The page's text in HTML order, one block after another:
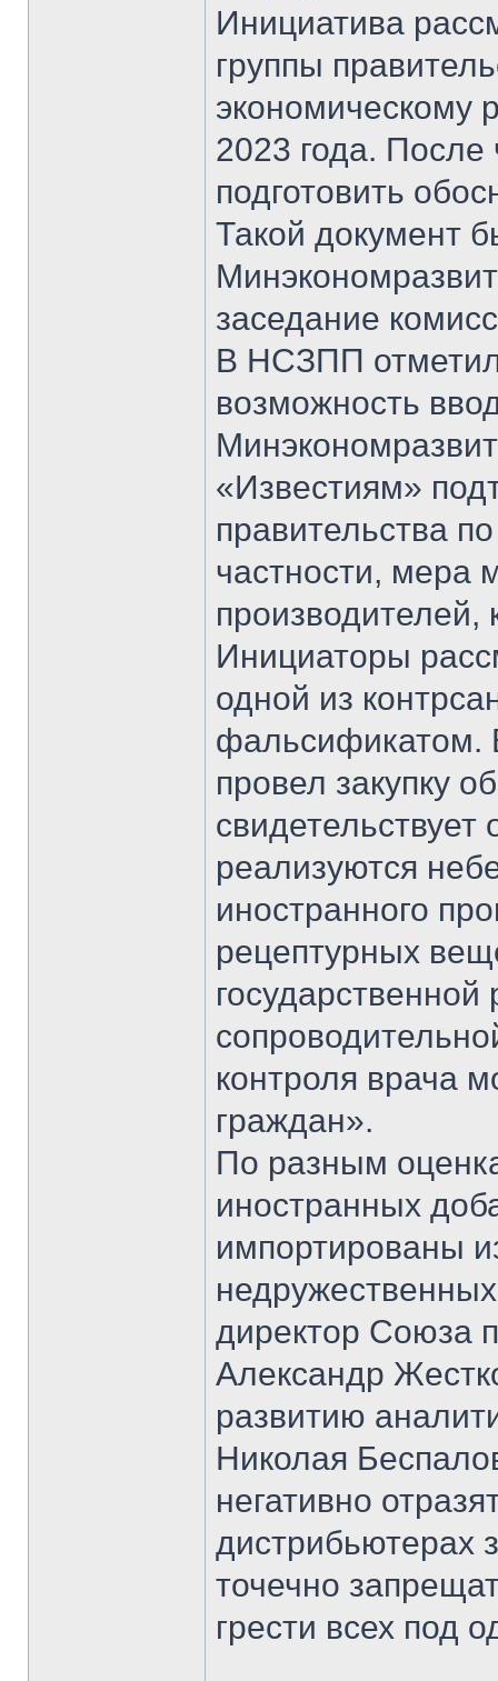
Инициатива
группы
экономическому
2023 года. После
подготовить
Такой документ
заседание
В НСЗПП
возможность
«Известиям»
правительства
частности, мера
производителей,
Инициаторы
одной из
фальсификатом.
провел закупку
реализуются
иностранного
рецептурных
контроля врача
граждан».
По разным
иностранных
импортированы
директор Союза
Александр
развитию
Николая
негативно
дистрибьютерах
точечно
грести всех под